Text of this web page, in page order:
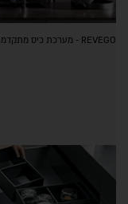
REVEGO - מערכת כיס מתקדמת לעיצוב המרחב